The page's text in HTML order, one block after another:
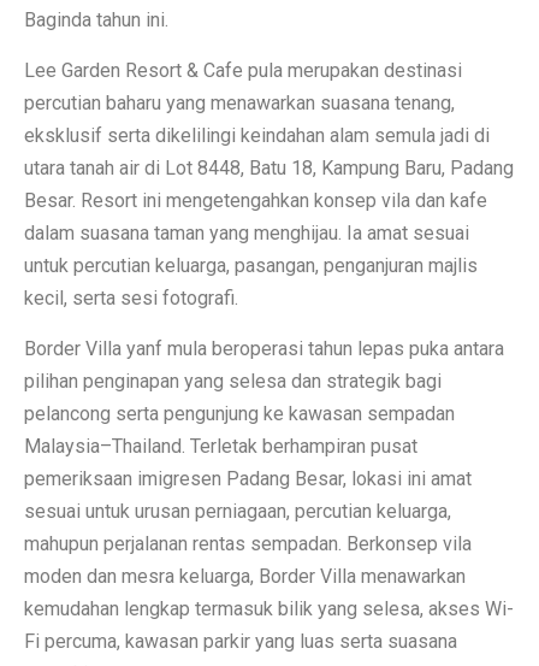
Baginda tahun ini.
Lee Garden Resort & Cafe pula merupakan destinasi
percutian baharu yang menawarkan suasana tenang,
eksklusif serta dikelilingi keindahan alam semula jadi di
utara tanah air di Lot 8448, Batu 18, Kampung Baru, Padang
Besar. Resort ini mengetengahkan konsep vila dan kafe
dalam suasana taman yang menghijau. Ia amat sesuai
untuk percutian keluarga, pasangan, penganjuran majlis
kecil, serta sesi fotografi.
Border Villa yanf mula beroperasi tahun lepas puka antara
pilihan penginapan yang selesa dan strategik bagi
pelancong serta pengunjung ke kawasan sempadan
Malaysia–Thailand. Terletak berhampiran pusat
pemeriksaan imigresen Padang Besar, lokasi ini amat
sesuai untuk urusan perniagaan, percutian keluarga,
mahupun perjalanan rentas sempadan. Berkonsep vila
moden dan mesra keluarga, Border Villa menawarkan
kemudahan lengkap termasuk bilik yang selesa, akses Wi-
Fi percuma, kawasan parkir yang luas serta suasana